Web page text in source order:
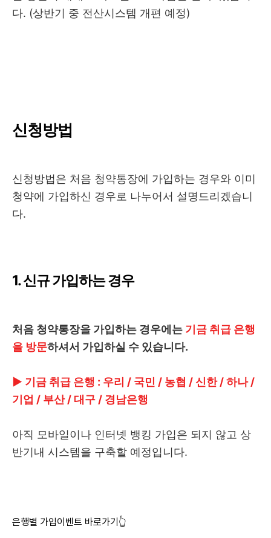
다. (상반기 중 전산시스템 개편 예정)
신청방법
신청방법은 처음 청약통장에 가입하는 경우와 이미
청약에 가입하신 경우로 나누어서 설명드리겠습니
다.
1. 신규 가입하는 경우
처음 청약통장을 가입하는 경우에는 기금 취급 은행
을 방문하셔서 가입하실 수 있습니다.
▶ 기금 취급 은행 : 우리 / 국민 / 농협 / 신한 / 하나 /
기업 / 부산 / 대구 / 경남은행
아직 모바일이나 인터넷 뱅킹 가입은 되지 않고 상
반기내 시스템을 구축할 예정입니다.
은행별 가입이벤트 바로가기👆